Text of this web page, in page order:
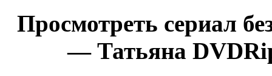
Просмотреть сериал
— Татьяна